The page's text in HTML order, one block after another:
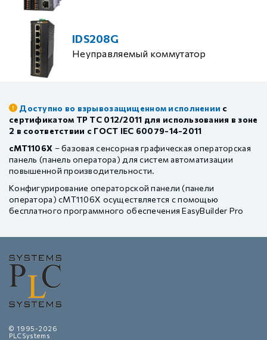
IDS208G
Неуправляемый коммутатор
Доступно во взрывозащищенном исполнении с
сертификатом ТР ТС 012/2011 для использования в зоне
2 в соответствии с ГОСТ IEC 60079-14-2011
cMT1106X – базовая сенсорная графическая операторская
панель (панель оператора) для систем автоматизации
повышенной производительности.
Конфигурирование операторской панели (панели
оператора) cMT1106X осуществляется с помощью
бесплатного программного обеспечения EasyBuilder Pro
© 1995-2026
PLCSystems